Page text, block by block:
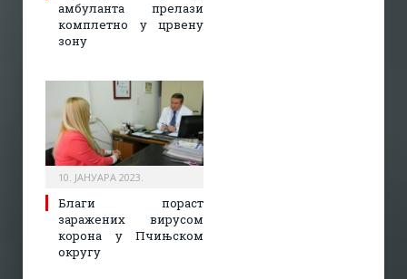
амбуланта прелази
комплетно у црвену
зону
10. ЈАНУАРА 2023.
Благи пораст
заражених вирусом
корона у Пчињском
округу